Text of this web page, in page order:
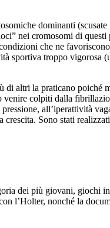
dominanti
nei cromosomi di questi
che ne
sportiva troppo vigorosa
di altri la praticano poiché
colpiti dalla
all’iperattività
crescita. Sono stati
dei più giovani, giochi
l’Holter, nonché la